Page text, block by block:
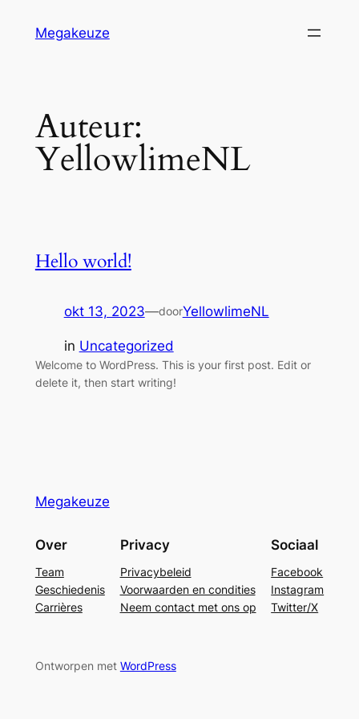
Megakeuze
Auteur:
YellowlimeNL
Hello world!
okt 13, 2023—doorYellowlimeNL
in Uncategorized
Welcome to WordPress. This is your first post. Edit or
delete it, then start writing!
Megakeuze
Over
Team
Geschiedenis
Carrières
Privacy
Privacybeleid
Voorwaarden en condities
Neem contact met ons op
Sociaal
Facebook
Instagram
Twitter/X
Ontworpen met WordPress